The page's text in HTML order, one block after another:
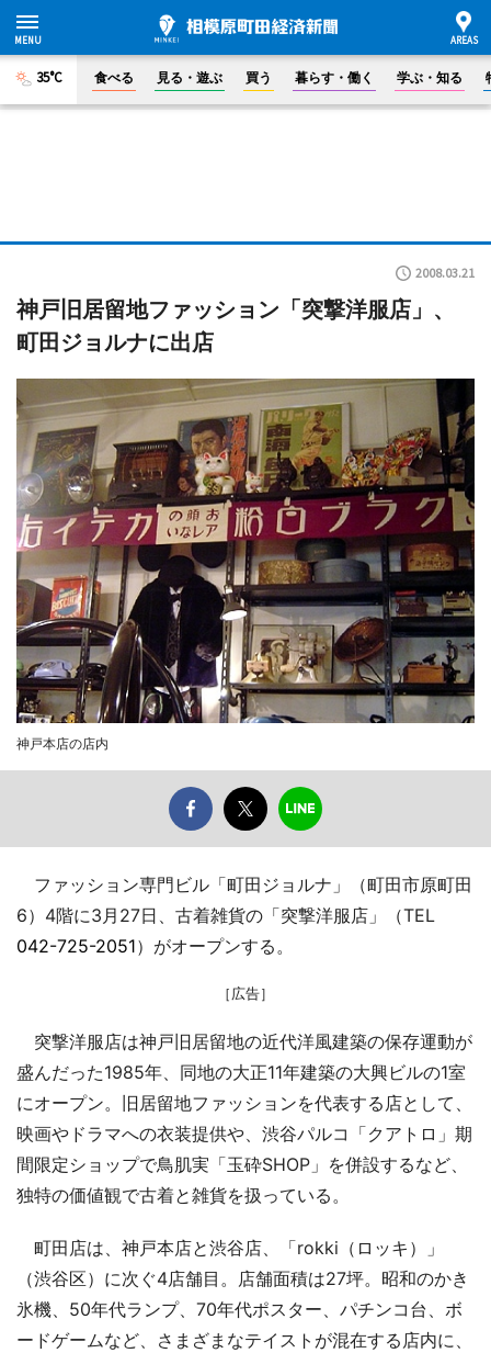
35°C 食べる 見る・遊ぶ 買う 暮らす・働く 学ぶ・知る
2008.03.21
神戸旧居留地ファッション「突撃洋服店」、
町田ジョルナに出店
神戸本店の店内
ファッション専門ビル「町田ジョルナ」（町田市原町田
6）4階に3月27日、古着雑貨の「突撃洋服店」（TEL
042-725-2051）がオープンする。
［広告］
突撃洋服店は神戸旧居留地の近代洋風建築の保存運動が
盛んだった1985年、同地の大正11年建築の大興ビルの1室
にオープン。旧居留地ファッションを代表する店として、
映画やドラマへの衣装提供や、渋谷パルコ「クアトロ」期
間限定ショップで鳥肌実「玉砕SHOP」を併設するなど、
独特の価値観で古着と雑貨を扱っている。
町田店は、神戸本店と渋谷店、「rokki（ロッキ）」
（渋谷区）に次ぐ4店舗目。店舗面積は27坪。昭和のかき
氷機、50年代ランプ、70年代ポスター、パチンコ台、ボ
ードゲームなど、さまざまなテイストが混在する店内に、